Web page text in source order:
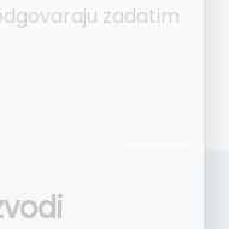
zadatim